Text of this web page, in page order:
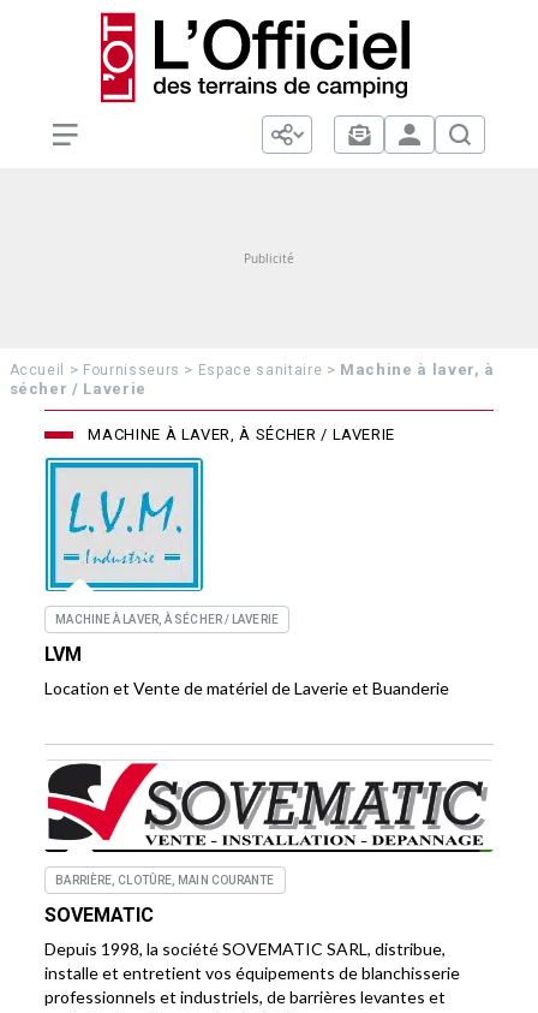
Accueil > Fournisseurs > Espace sanitaire > Machine à laver, à
sécher / Laverie
MACHINE À LAVER, À SÉCHER / LAVERIE
MACHINE À LAVER, À SÉCHER / LAVERIE
LVM
Location et Vente de matériel de Laverie et Buanderie
BARRIÈRE, CLOTÛRE, MAIN COURANTE
SOVEMATIC
Depuis 1998, la société SOVEMATIC SARL, distribue,
installe et entretient vos équipements de blanchisserie
professionnels et industriels, de barrières levantes et